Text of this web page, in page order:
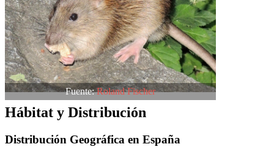
Fuente:Roland Fischer
Hábitat y Distribución
Distribución Geográfica en España